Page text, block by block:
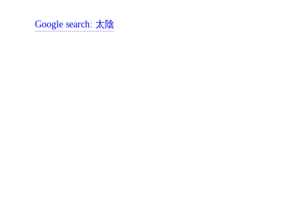
Google search: 太陰